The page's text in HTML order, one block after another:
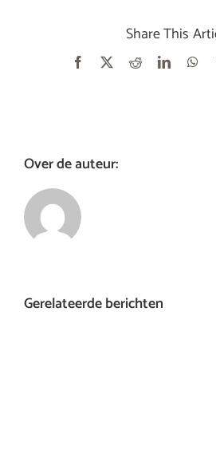
Share This
Facebook Reddit
Over de auteur:
Gerelateerde berichten